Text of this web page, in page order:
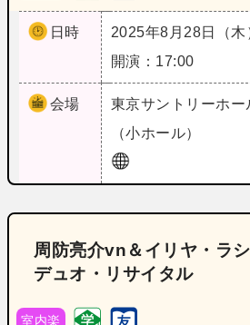
日時
2025年8月28日（木
開演：17:00
会場 東京サントリーホ
（小ホール）
周防亮介vn＆イリヤ・ラ
デュオ・リサイタル
室内楽